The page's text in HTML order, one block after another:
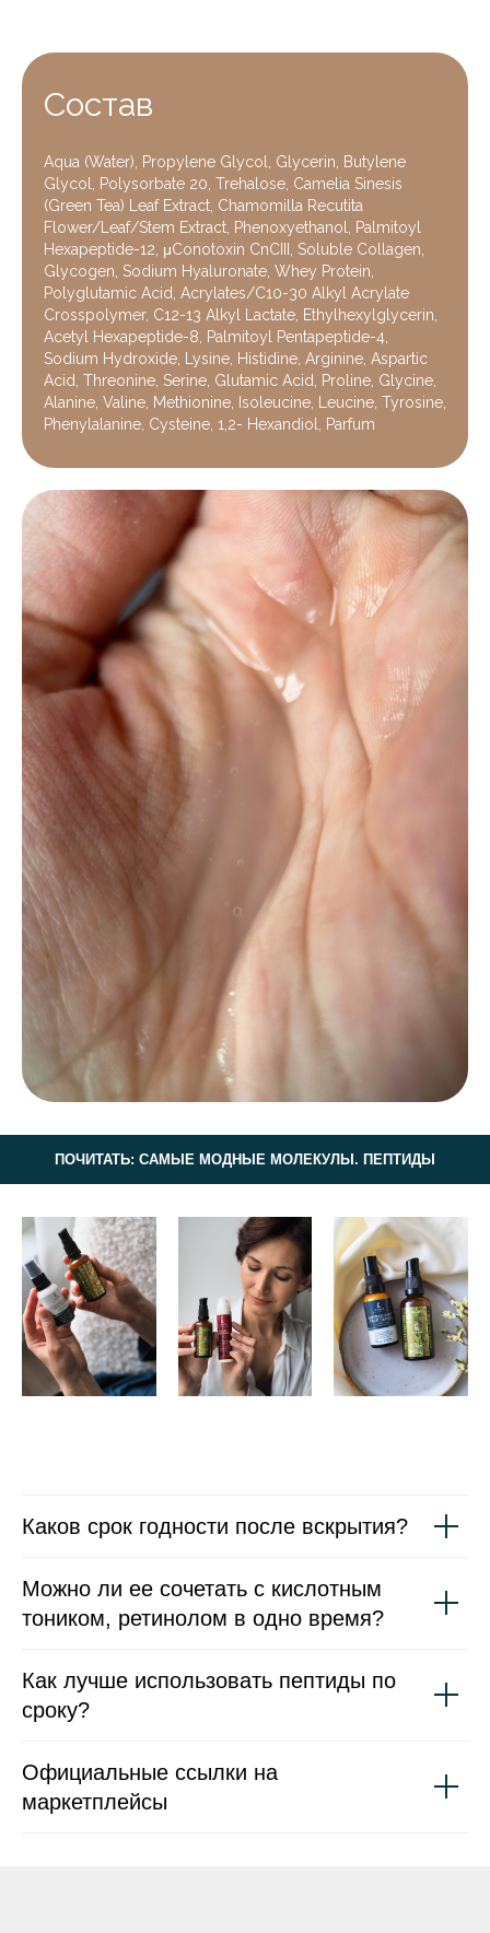
Состав
Aqua (Water), Propylene Glycol, Glycerin, Butylene
Glycol, Polysorbate 20, Trehalose, Camelia Sinesis
(Green Tea) Leaf Extract, Chamomilla Recutita
Flower/Leaf/Stem Extract, Phenoxyethanol, Palmitoyl
Hexapeptide-12, μConotoxin CnCIII, Soluble Collagen,
Glycogen, Sodium Hyaluronate, Whey Protein,
Polyglutamic Acid, Acrylates/C10-30 Alkyl Acrylate
Crosspolymer, C12-13 Alkyl Lactate, Ethylhexylglycerin,
Acetyl Hexapeptide-8, Palmitoyl Pentapeptide-4,
Sodium Hydroxide, Lysine, Histidine, Arginine, Aspartic
Acid, Threonine, Serine, Glutamic Acid, Proline, Glycine,
Alanine, Valine, Methionine, Isoleucine, Leucine, Tyrosine,
Phenylalanine, Cysteine, 1,2- Hexandiol, Parfum
ПОЧИТАТЬ: САМЫЕ МОДНЫЕ МОЛЕКУЛЫ. ПЕПТИДЫ
Каков срок годности после вскрытия?
Можно ли ее сочетать с кислотным
тоником, ретинолом в одно время?
Как лучше использовать пептиды по
сроку?
Официальные ссылки на
маркетплейсы